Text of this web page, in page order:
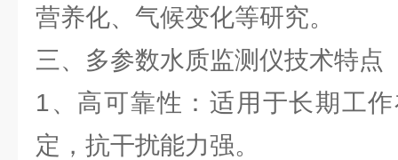
营养化、气候变化等研究。
三、多参数水质监测仪技术特点
1、高可靠性：适用于长期工
定，抗干扰能力强。